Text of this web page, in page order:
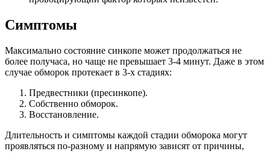
Симптомы
Максимально состояние синкопе может продолжаться не
более получаса, но чаще не превышает 3-4 минут. Даже в этом
случае обморок протекает в 3-х стадиях:
Предвестники (пресинкопе).
Собственно обморок.
Восстановление.
Длительность и симптомы каждой стадии обморока могут
проявляться по-разному и напрямую зависят от причины,